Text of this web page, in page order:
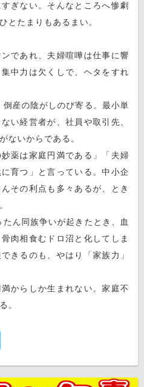
ぎない。そんなところへ惨劇
とたまりもあるまい。
であれ、夫婦喧嘩は仕事に響
中力は欠くしで、ヘタをすれ
産の陰がしのび寄る。最小単
い経営者が、社員や取引先、
ないからである。
薬は家庭円満である」「夫婦
育つ」と言っている。中小企
その利点も多々あるが、とき
ん同族争いが起きたとき、血
肉相食むドロ沼と化してしま
きるのも、やはり「家族力」
からしか生まれない。家庭不
。